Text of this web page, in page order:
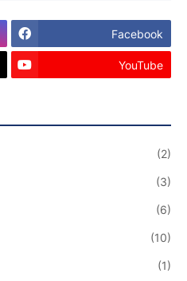
Facebook
YouTube
(2)
(3)
(6)
(10)
(1)